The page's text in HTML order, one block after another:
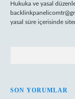
Hukuka ve yasal
yasal süre içerisinde
SON YORUMLAR